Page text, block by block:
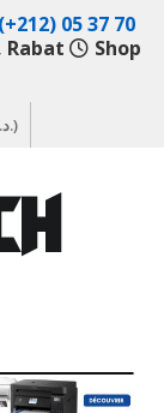
(+212) 05 37 70
Rabat
Shop
MAD(د.م.)